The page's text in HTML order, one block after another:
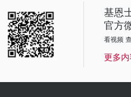
基恩
官方
看视频
更多